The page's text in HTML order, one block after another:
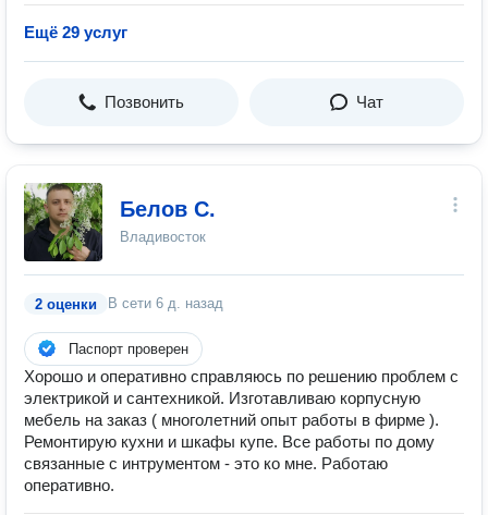
Ещё 29 услуг
Позвонить Чат
Белов С.
Владивосток
2 оценки В сети 6 д. назад
Паспорт проверен
Хорошо и оперативно справляюсь по решению проблем с
электрикой и сантехникой. Изготавливаю корпусную
мебель на заказ ( многолетний опыт работы в фирме ).
Ремонтирую кухни и шкафы купе. Все работы по дому
связанные с интрументом - это ко мне. Работаю
оперативно.